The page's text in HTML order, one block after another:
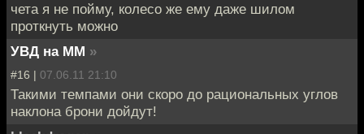
чета я не пойму, колесо же ему даже шилом
проткнуть можно
УВД на ММ »
#16 | 07.06.11 21:10
Такими темпами они скоро до рациональных углов
наклона брони дойдут!